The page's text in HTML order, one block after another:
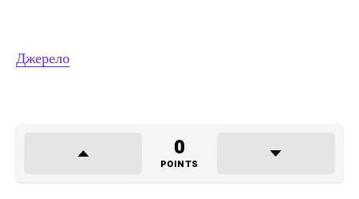
Джерело
0
POINTS